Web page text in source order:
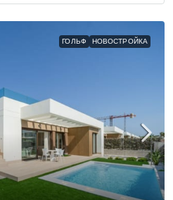
ГОЛЬФ НОВОСТРОЙКА